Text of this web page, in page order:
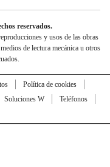
reservados.
y usos de las obras
de lectura mecánica u otros
Política de cookies
Soluciones W
Teléfonos